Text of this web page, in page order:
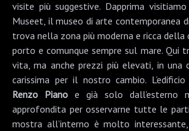
visite più suggestive. Dapprima visitiamo
Museet, il museo di arte contemporanea
trova nella zona più moderna e ricca
porto e comunque sempre sul mare. Qui
vita, ma anche prezzi più elevati, in una
carissima per il nostro cambio.
Renzo Piano e già solo dall’esterno
approfondita per osservarne tutte le
mostra all’interno è molto